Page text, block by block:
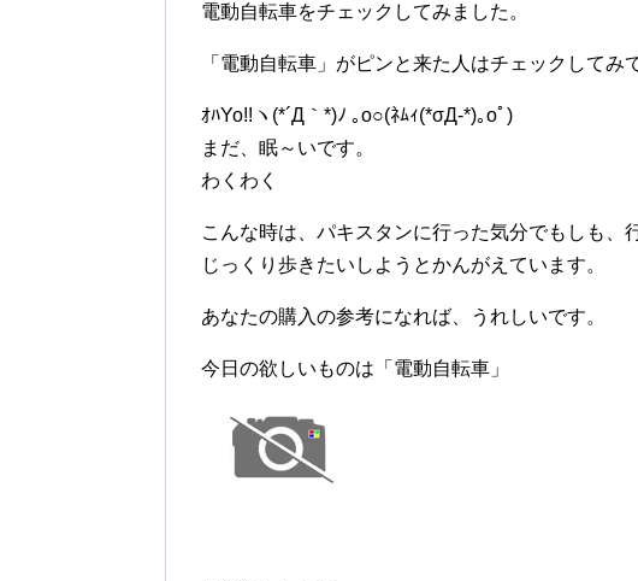
電動自転車をチェックしてみました。
「電動自転車」がピンと来た人はチェックしてみ
ｵﾊYo!!ヽ(*´Д｀*)ﾉ ｡o○(ﾈﾑｨ(*σД-*)｡oﾟ)
まだ、眠～いです。
わくわく
こんな時は、パキスタンに行った気分でもしも、
じっくり歩きたいしようとかんがえています。
あなたの購入の参考になれば、うれしいです。
今日の欲しいものは「電動自転車」